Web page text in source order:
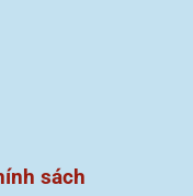
sách